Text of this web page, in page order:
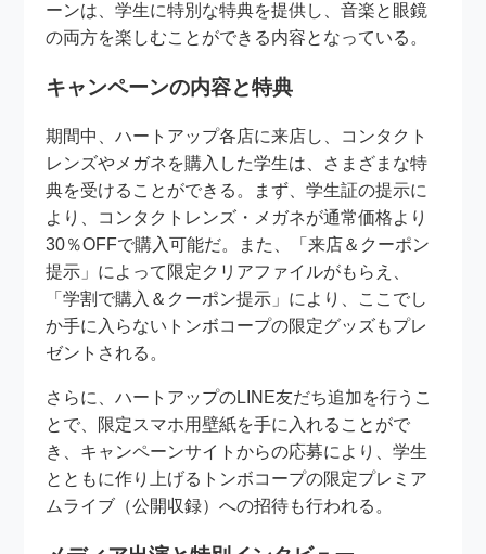
ーンは、学生に特別な特典を提供し、音楽と眼鏡
の両方を楽しむことができる内容となっている。
キャンペーンの内容と特典
期間中、ハートアップ各店に来店し、コンタクト
レンズやメガネを購入した学生は、さまざまな特
典を受けることができる。まず、学生証の提示に
より、コンタクトレンズ・メガネが通常価格より
30％OFFで購入可能だ。また、「来店＆クーポン
提示」によって限定クリアファイルがもらえ、
「学割で購入＆クーポン提示」により、ここでし
か手に入らないトンボコープの限定グッズもプレ
ゼントされる。
さらに、ハートアップのLINE友だち追加を行うこ
とで、限定スマホ用壁紙を手に入れることがで
き、キャンペーンサイトからの応募により、学生
とともに作り上げるトンボコープの限定プレミア
ムライブ（公開収録）への招待も行われる。